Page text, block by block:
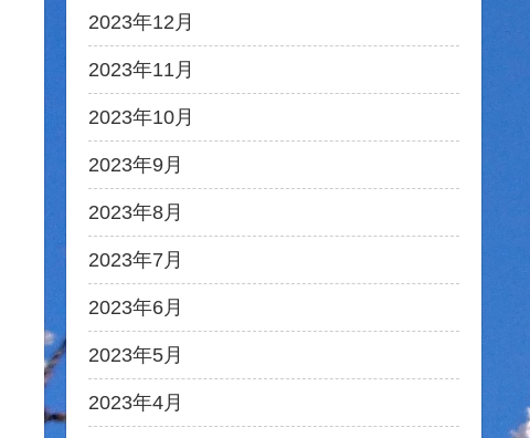
2023年12月
2023年11月
2023年10月
2023年9月
2023年8月
2023年7月
2023年6月
2023年5月
2023年4月